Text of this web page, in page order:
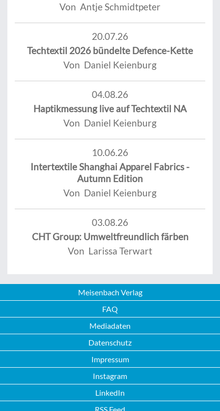
Von Antje Schmidtpeter
20.07.26
Techtextil 2026 bündelte Defence-Kette
Von Daniel Keienburg
04.08.26
Haptikmessung live auf Techtextil NA
Von Daniel Keienburg
10.06.26
Intertextile Shanghai Apparel Fabrics -
Autumn Edition
Von Daniel Keienburg
03.08.26
CHT Group: Umweltfreundlich färben
Von Larissa Terwart
Meisenbach Verlag
FAQ
Mediadaten
Datenschutz
Impressum
Instagram
LinkedIn